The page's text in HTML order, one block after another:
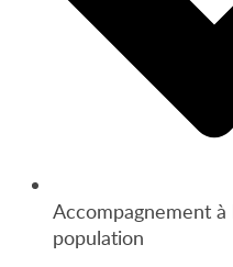
Accompagnement
population